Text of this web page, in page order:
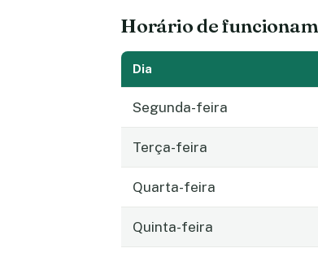
Horário de
Dia
Segunda-feira
Terça-feira
Quarta-feira
Quinta-feira